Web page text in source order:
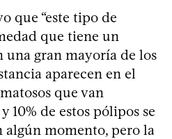
que “este tipo de
que tiene un
una gran mayoría de los
aparecen en el
que van
10% de estos pólipos se
algún momento, pero la